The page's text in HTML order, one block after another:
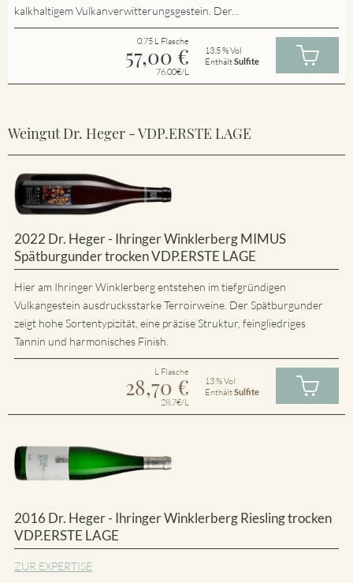
kalkhaltigem Vulkanverwitterungsgestein. Der...
0.75 L Flasche
57,00 €
76.00€/L
13.5 % Vol
EnthältSulfite
Weingut Dr. Heger - VDP.ERSTE LAGE
2022 Dr. Heger - Ihringer Winklerberg MIMUS
Spätburgunder trocken VDP.ERSTE LAGE
Hier am Ihringer Winklerberg entstehen im tiefgründigen
Vulkangestein ausdrucksstarke Terroirweine. Der Spätburgunder
zeigt hohe Sortentypizität, eine präzise Struktur, feingliedriges
Tannin und harmonisches Finish.
L Flasche
28,70 €
28.7€/L
13 % Vol
EnthältSulfite
2016 Dr. Heger - Ihringer Winklerberg Riesling trocken
VDP.ERSTE LAGE
ZUR EXPERTISE